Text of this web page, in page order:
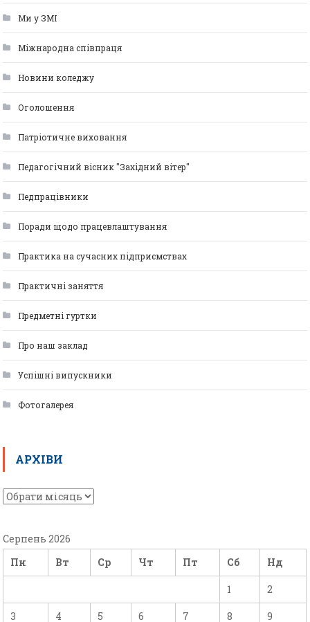
Ми у ЗМІ
Міжнародна співпраця
Новини коледжу
Оголошення
Патріотичне виховання
Педагогічний вісник "Західний вітер"
Педпрацівники
Поради щодо працевлаштування
Практика на сучасних підприємствах
Практичні заняття
Предметні гуртки
Про наш заклад
Успішні випускники
Фотогалерея
АРХІВИ
Серпень 2026
Пн
Вт Ср Чт Пт Сб Нд
1 2
3 4 5 6 7 8 9